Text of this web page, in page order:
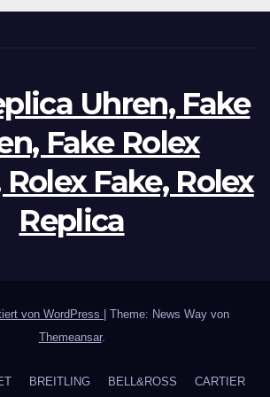
Uhren, Fake
Fake Rolex
Fake, Rolex
Replica
von WordPress
Theme: News Way von
Themeansar.
BREITLING BELL&ROSS CARTIER